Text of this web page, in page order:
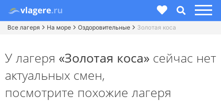
Все лагеря На море Оздоровительные Золотая коса
У лагеря «Золотая коса» сейчас нет
актуальных смен,
посмотрите похожие лагеря